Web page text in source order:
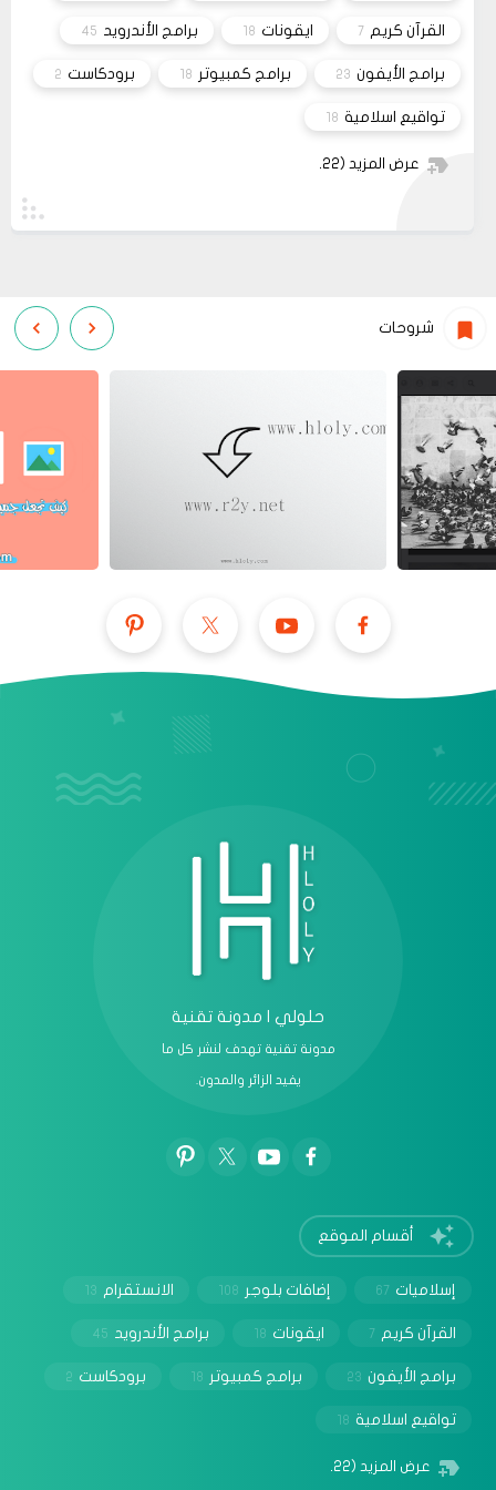
القرآن كريم 7 ايقونات 18 برامج الأندرويد 45
برامج الأيفون 23 برامج كمبيوتر 18 برودكاست 2
تواقيع اسلامية 18
عرض المزيد (22)
شروحات
حلولي | مدونة تقنية
مدونة تقنية تهدف لنشر كل ما
يفيد الزائر والمدون.
أقسام الموقع
إسلاميات 67 إضافات بلوجر 108 الانستقرام 13
القرآن كريم 7 ايقونات 18 برامج الأندرويد 45
برامج الأيفون 23 برامج كمبيوتر 18 برودكاست 2
تواقيع اسلامية 18
عرض المزيد (22)